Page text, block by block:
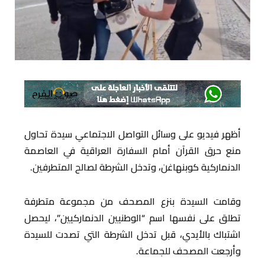
أظهر فيديو على وسائل التواصل الاجتماعي سيدة تحاول
منع حرق القرآن أمام السفارة العراقية في العاصمة
الدنماركية كوبنهاغن، وتدخل الشرطة لصالح المتطرفين.
وقامت السيدة بنزع المصحف من مجموعة متطرفة
تطلق على نفسها اسم “الوطنيين الدنماركيين”، ليحصل
اشتباك بالأيدي، قبل تدخل الشرطة التي تصدت للسيدة
وأرجعت المصحف للجماعة.